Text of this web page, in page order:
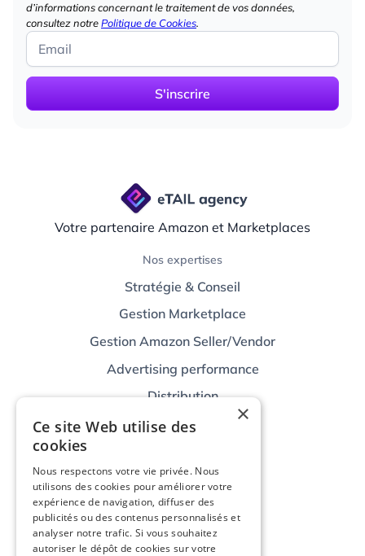
d’informations concernant le traitement de vos données,
consultez notrePolitique de Cookies.
Votre partenaire Amazon et Marketplaces
Nos expertises
Stratégie & Conseil
Gestion Marketplace
Gestion Amazon Seller/Vendor
Advertising performance
Distribution
Technologies
Agrégateurs de flux
Amazon Ads
Partenaires
Notre agence
×
Ce site Web utilise des
cookies
Nous respectons votre vie privée. Nous
utilisons des cookies pour améliorer votre
expérience de navigation, diffuser des
publicités ou des contenus personnalisés et
analyser notre trafic. Si vous souhaitez
autoriser le dépôt de cookies sur votre